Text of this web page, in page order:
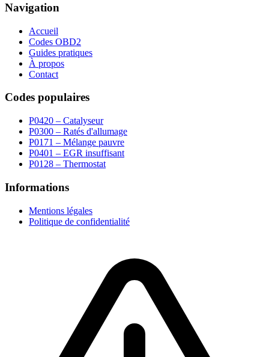
Navigation
Accueil
Codes OBD2
Guides pratiques
À propos
Contact
Codes populaires
P0420 – Catalyseur
P0300 – Ratés d'allumage
P0171 – Mélange pauvre
P0401 – EGR insuffisant
P0128 – Thermostat
Informations
Mentions légales
Politique de confidentialité